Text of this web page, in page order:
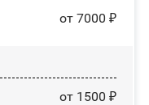
от 7000 ₽
от 1500 ₽